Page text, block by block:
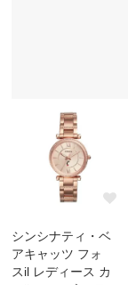
シンシナティ・ベ
アキャッツ フォ
スil レディース カ